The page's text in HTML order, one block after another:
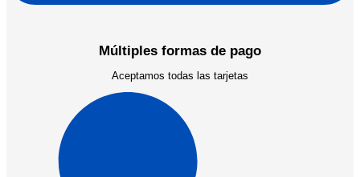
Múltiples formas de pago
Aceptamos todas las tarjetas